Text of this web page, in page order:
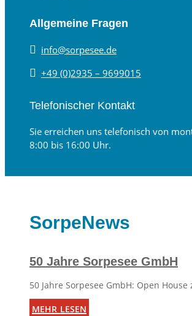
Allgemeine Fragen
 info@sorpesee.de
 +49 (0)2935 – 9699015
Telefonischer Kontakt
Sie erreichen uns telefonisch von
8:00 bis 16:00 Uhr.
SorpeNews
50 Jahre Sorpesee GmbH
50 Jahre Sorpesee GmbH: Open
mehr lesen